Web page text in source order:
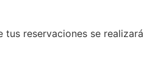
reservaciones se realizará